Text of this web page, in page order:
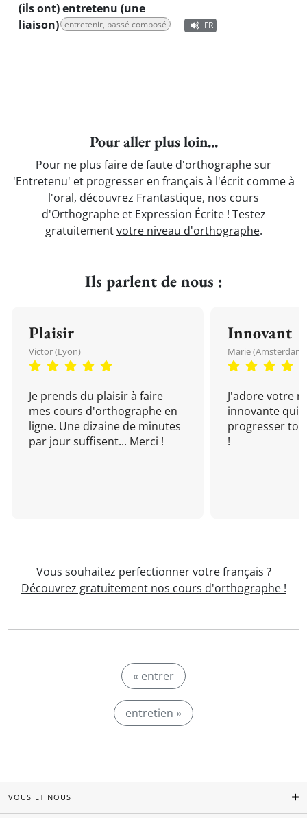
(ils ont) entretenu (une
liaison) entretenir, passé composé FR
Pour aller plus loin...
Pour ne plus faire de faute d'orthographe sur
'Entretenu' et progresser en français à l'écrit comme à
l'oral, découvrez Frantastique, nos cours
d'Orthographe et Expression Écrite ! Testez
gratuitementvotre niveau d'orthographe.
Ils parlent de nous :
Plaisir
Victor (Lyon)
Je prends du plaisir à faire
mes cours d'orthographe en
ligne. Une dizaine de minutes
par jour suffisent... Merci !
Innovant
Marie (Amsterdam)
J'adore votre
innovante qui
progresser
!
Vous souhaitez perfectionner votre français ?
Découvrez gratuitement nos cours d'orthographe !
« entrer
entretien »
VOUS ET NOUS